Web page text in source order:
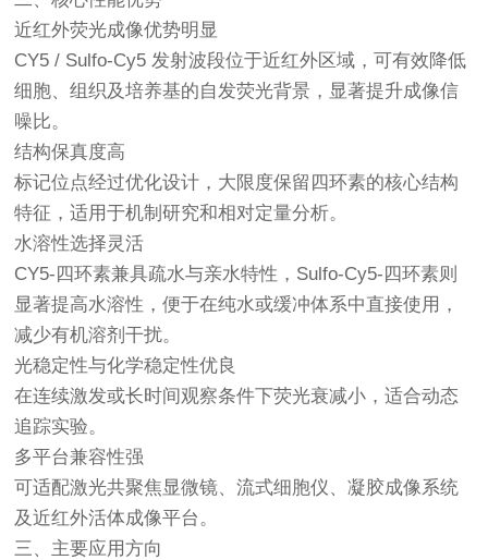
近红外荧光成像优势明显
CY5 / Sulfo-Cy5 发射波段位于近红外区域，可有效降低
细胞、组织及培养基的自发荧光背景，显著提升成像信
噪比。
结构保真度高
标记位点经过优化设计，大限度保留四环素的核心结构
特征，适用于机制研究和相对定量分析。
水溶性选择灵活
CY5-四环素兼具疏水与亲水特性，Sulfo-Cy5-四环素则
显著提高水溶性，便于在纯水或缓冲体系中直接使用，
减少有机溶剂干扰。
光稳定性与化学稳定性优良
在连续激发或长时间观察条件下荧光衰减小，适合动态
追踪实验。
多平台兼容性强
可适配激光共聚焦显微镜、流式细胞仪、凝胶成像系统
及近红外活体成像平台。
三、主要应用方向